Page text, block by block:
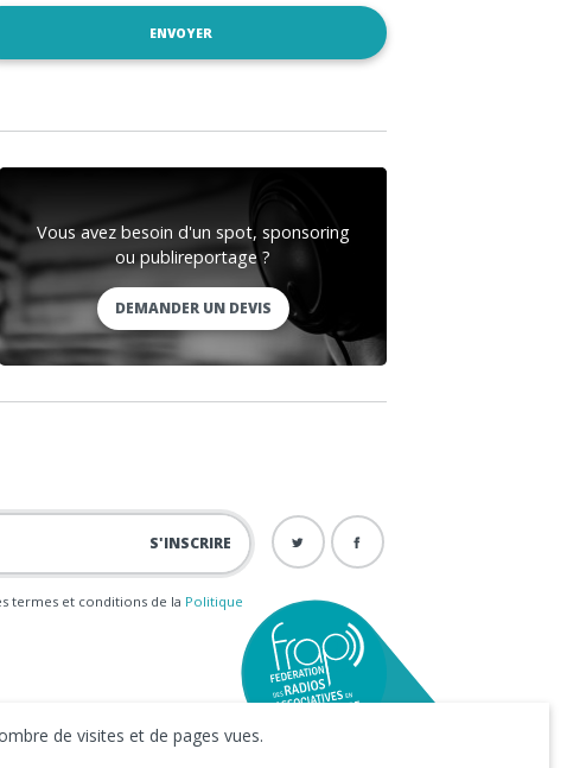
Vous avez besoin d'un spot, sponsoring
ou publireportage ?
DEMANDER UN DEVIS
termes et conditions de la Politique
de visites et de pages vues.